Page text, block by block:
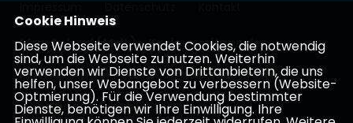
Max Schad (MdL) - Kreisvorsitzender
Patrick Appel - Landtagsabgeordneter
Johannes Wiegelmann -
Cookie Hinweis
Diese Webseite verwendet Cookies, die notwendig
sind, um die Webseite zu nutzen. Weiterhin
verwenden wir Dienste von Drittanbietern, die uns
helfen, unser Webangebot zu verbessern (Website-
Optmierung). Für die Verwendung bestimmter
Dienste, benötigen wir Ihre Einwilligung. Ihre